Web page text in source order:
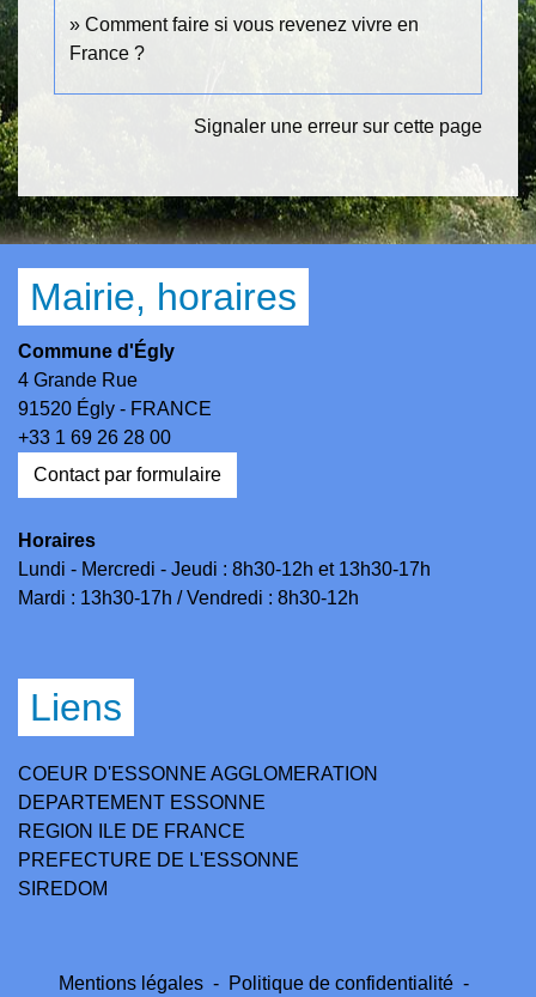
Comment faire si vous revenez vivre en
France ?
Signaler une erreur sur cette page
Mairie, horaires
Commune d'Égly
4 Grande Rue
91520 Égly - FRANCE
+33 1 69 26 28 00
Contact par formulaire
Horaires
Lundi - Mercredi - Jeudi : 8h30-12h et 13h30-17h
Mardi : 13h30-17h / Vendredi : 8h30-12h
Liens
COEUR D'ESSONNE AGGLOMERATION
DEPARTEMENT ESSONNE
REGION ILE DE FRANCE
PREFECTURE DE L'ESSONNE
SIREDOM
Mentions légales - Politique de confidentialité -